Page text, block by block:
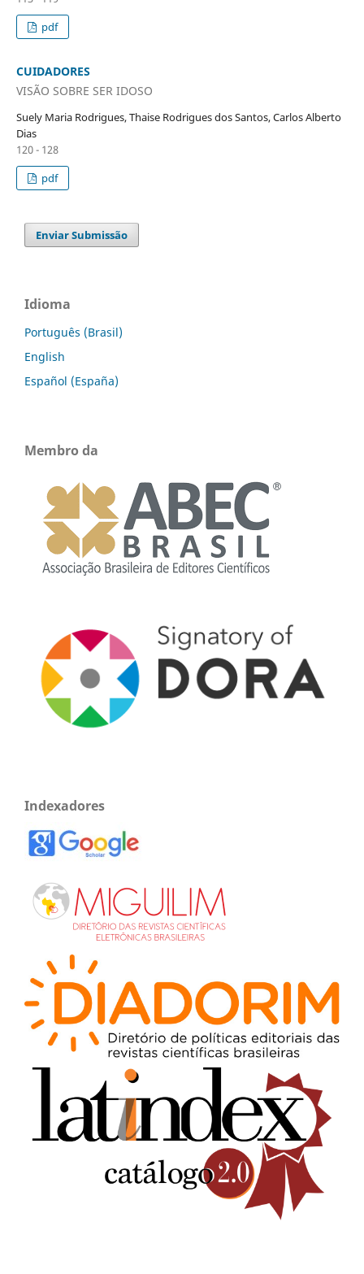
pdf
CUIDADORES
VISÃO SOBRE SER IDOSO
Suely Maria Rodrigues, Thaise Rodrigues dos Santos, Carlos Alberto
Dias
120 - 128
pdf
Enviar Submissão
Idioma
Português (Brasil)
English
Español (España)
Membro da
Indexadores